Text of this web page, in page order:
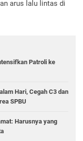
arus lalu lintas di
Patroli ke
Hari, Cegah C3 dan
SPBU
Harusnya yang